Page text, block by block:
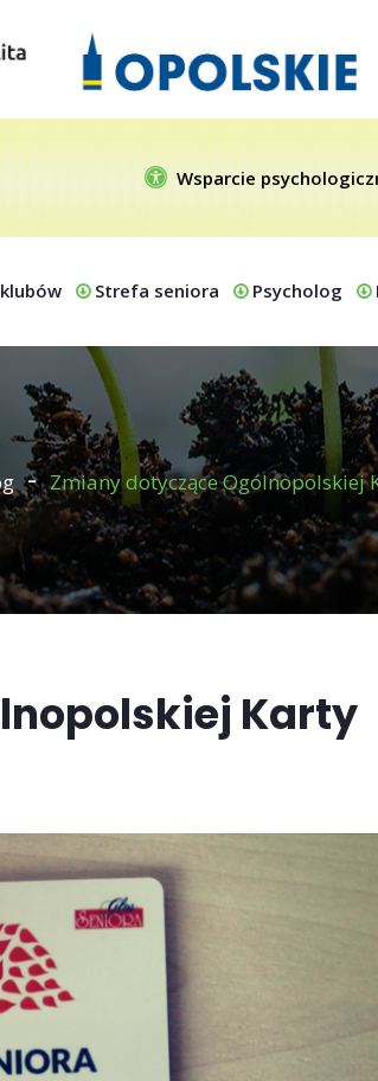
Wsparcie
Strefa seniora Psycholog
Zmiany dotyczące Ogólnopolskiej
Karty